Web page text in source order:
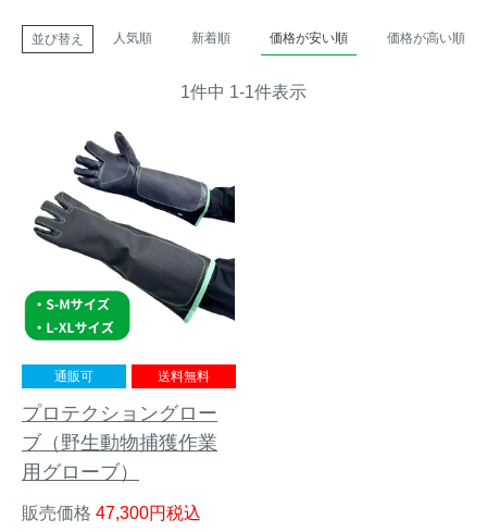
並び替え 人気順 新着順 価格が安い順 価格が高い順
1件中 1-1件表示
通販可 送料無料
プロテクショングロー
ブ（野生動物捕獲作業
用グローブ）
販売価格 47,300 税込
商品カテゴリから選ぶ
トレイルカメラ
サーカメラ）
屋外防犯・監視カメ
ラ（SDカード録画）
ICT・IoT機器 （捕獲通
金網柵（ワイヤーメッシ
ュ柵等）
箱わな （イノシシ・シ
カ・サル等）
箱わな